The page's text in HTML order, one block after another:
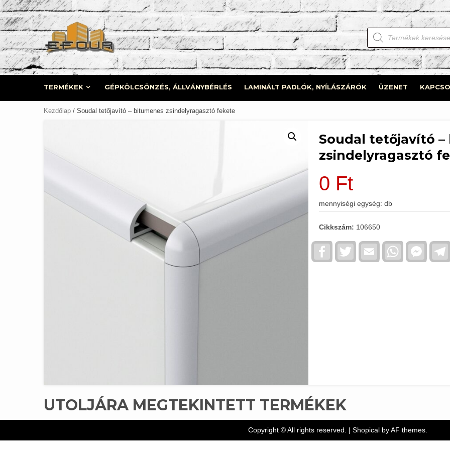
Skip
to
content
Products
search
TERMÉKEK GÉPKÖLCSÖNZÉS, ÁLLVÁNYBÉRLÉS LAMINÁLT PADLÓK, NYÍLÁSZÁRÓK ÜZENET
Kezdőlap / Soudal tetőjavító – bitumenes zsindelyragasztó fekete
Soudal tetőjavító –
zsindelyragasztó
0 Ft
mennyiségi egység: db
Cikkszám: 106650
FacebookTwitter Email WhatsApp
UTOLJÁRA MEGTEKINTETT TERMÉKEK
Copyright © All rights reserved. | Shopicalby AF themes.